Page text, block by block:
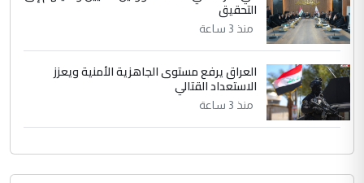
التحقيق
منذ 3 ساعة
العراق يرفع مستوى الجاهزية الأمنية ويعزز
الاستعداد القتالي
منذ 3 ساعة